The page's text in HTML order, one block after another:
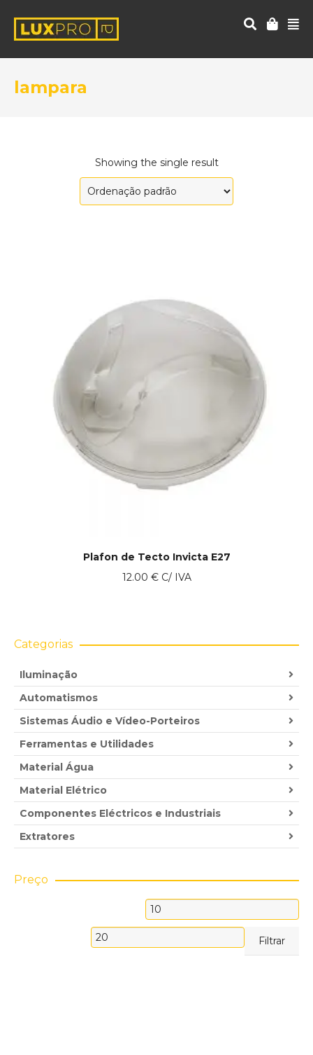
lampara
Showing the single result
Plafon de Tecto Invicta E27
12.00 €C/ IVA
Categorias
Iluminação
Automatismos
Sistemas Áudio e Vídeo-Porteiros
Ferramentas e Utilidades
Material Água
Material Elétrico
Componentes Eléctricos e Industriais
Extratores
Preço
Filtrar